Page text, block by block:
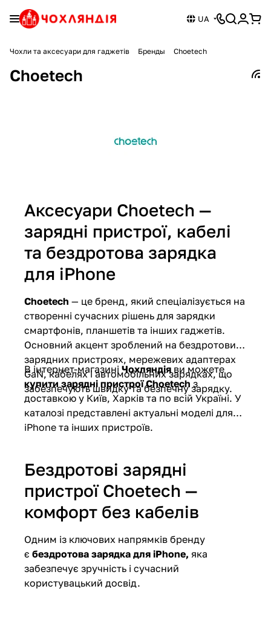
UA
Чохли та аксесуари для гаджетів Бренды Choetech
Choetech
Аксесуари Choetech —
зарядні пристрої, кабелі
та бездротова зарядка
для iPhone
Choetech — це бренд, який спеціалізується на
створенні сучасних рішень для зарядки
смартфонів, планшетів та інших гаджетів.
Основний акцент зроблений на бездротових
зарядних пристроях, мережевих адаптерах
GaN, кабелях і автомобільних зарядках, що
забезпечують швидку та безпечну зарядку.
В інтернет-магазині Чохляндіяви можете
купити зарядні пристрої Choetech з
доставкою у Київ, Харків та по всій Україні. У
каталозі представлені актуальні моделі для
iPhone та інших пристроїв.
Бездротові зарядні
пристрої Choetech —
комфорт без кабелів
Одним із ключових напрямків бренду
є бездротова зарядка для iPhone, яка
забезпечує зручність і сучасний
користувацький досвід.